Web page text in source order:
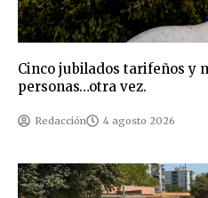
Cinco jubilados tarifeños y
personas…otra vez.
Redacción 4 agosto 2026